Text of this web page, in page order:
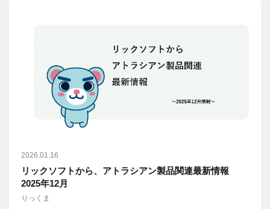
2026.01.16
リックソフトから、アトラシアン製品関連最新情報
2025年12月
りっくま